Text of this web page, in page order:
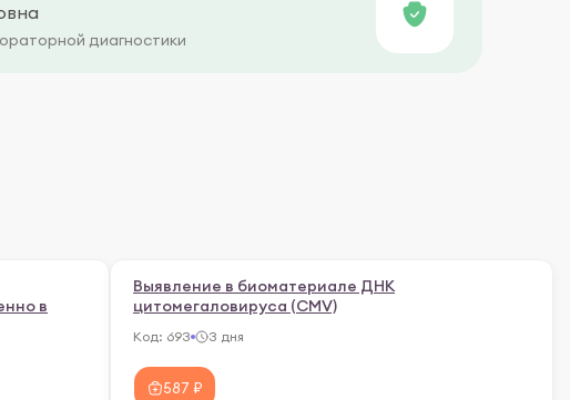
диагностики
в
Выявление в биоматериале ДНК
цитомегаловируса (CMV)
Код: 693 3 дня
587 ₽